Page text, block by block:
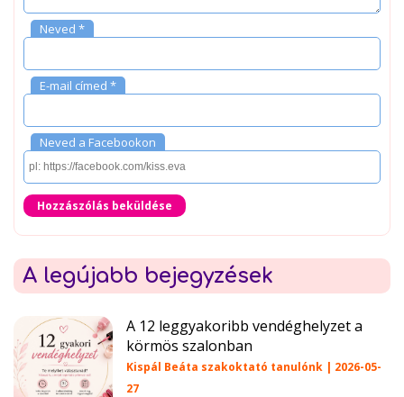
Neved *
E-mail címed *
Neved a Facebookon
Hozzászólás beküldése
A legújabb bejegyzések
A 12 leggyakoribb vendéghelyzet a
körmös szalonban
Kispál Beáta szakoktató tanulónk | 2026-05-
27